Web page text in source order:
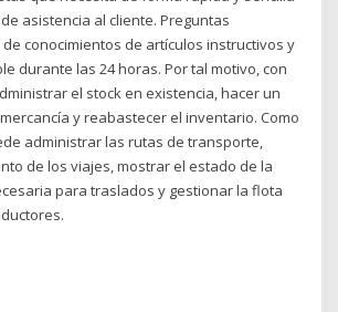
asistencia al cliente. Preguntas
conocimientos de artículos instructivos y
durante las 24 horas. Por tal motivo, con
el stock en existencia, hacer un
y reabastecer el inventario. Como
administrar las rutas de transporte,
de los viajes, mostrar el estado de la
para traslados y gestionar la flota